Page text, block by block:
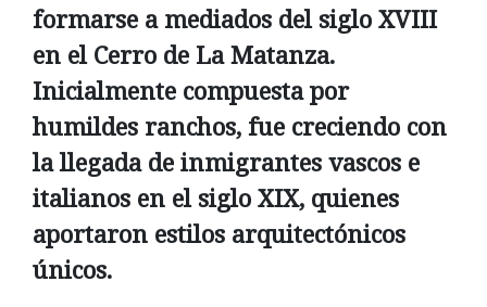
formarse a mediados del siglo XVIII
en el Cerro de La Matanza.
Inicialmente compuesta por
humildes ranchos, fue creciendo con
la llegada de inmigrantes vascos e
italianos en el siglo XIX, quienes
aportaron estilos arquitectónicos
únicos.